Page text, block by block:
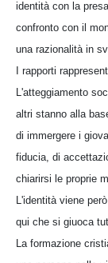
identità con la
confronto con il
una razionalità in
I rapporti
L'atteggiamento
altri stanno alla
di immergere i
fiducia, di
chiarirsi le proprie
L'identità viene
qui che si giuoca
La formazione